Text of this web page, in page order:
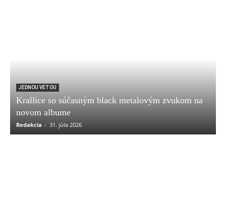
JEDNOU VETOU
Krallice so súčasným black metalovým zvukom na
novom albume
Redakcia - 31. júla 2026